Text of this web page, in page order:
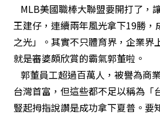
MLB美國職棒大聯盟要開打了，
王建仔，連續兩年風光拿下19勝，
之光」。其實不只體育界，企業界
就是審婆頗欣賞的霸氣郭董啦。
郭董員工超過百萬人，被譽為商
台灣首富，但這些都不足以稱為「
豎起拇指說讚是成功拿下夏普。要